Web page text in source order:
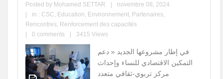
Posted by Mohamed SETTAR
novembre 08, 2024
in : CSC, Education, Environnement, Partenaires,
Rencontres, Renforcement des capacités
0 comments 3415 Views
في إطار مشروعها الجديد « دعم
التمكين الاقتصادي للنساء وإحداث
مركز تربوي-ثقافي متعدد